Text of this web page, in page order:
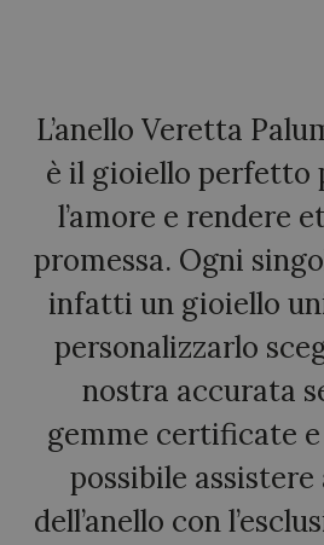
L’anello Veretta
è il gioiello perfetto
l’amore e rendere
promessa. Ogni
infatti un gioiello
personalizzarlo
nostra accurata
gemme certificate
possibile
dell’anello con